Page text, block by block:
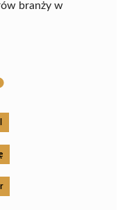
branży w